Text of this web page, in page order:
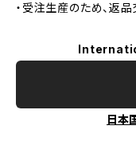
・受注生産のため、返
日本